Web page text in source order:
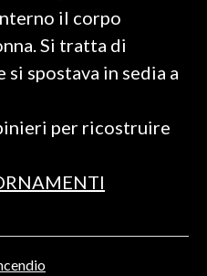
il corpo
Si tratta di
si spostava in sedia a
per ricostruire